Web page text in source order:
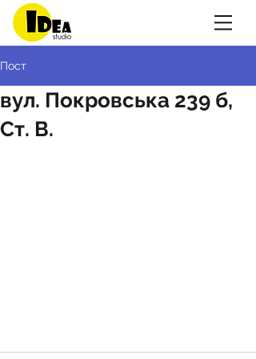
Пост
вул. Покровська 239 б,
Ст. В.